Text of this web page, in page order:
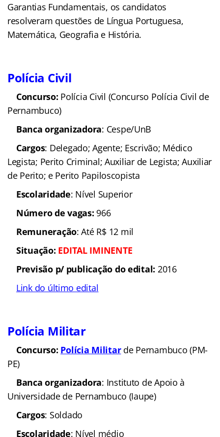
Garantias Fundamentais, os candidatos
resolveram questões de Língua Portuguesa,
Matemática, Geografia e História.
Polícia Civil
Concurso: Polícia Civil (Concurso Polícia Civil de
Pernambuco)
Banca organizadora: Cespe/UnB
Cargos: Delegado; Agente; Escrivão; Médico
Legista; Perito Criminal; Auxiliar de Legista; Auxiliar
de Perito; e Perito Papiloscopista
Escolaridade: Nível Superior
Número de vagas: 966
Remuneração: Até R$ 12 mil
Situação: EDITAL IMINENTE
Previsão p/ publicação do edital: 2016
Link do último edital
Polícia Militar
Concurso: Polícia Militarde Pernambuco (PM-
PE)
Banca organizadora: Instituto de Apoio à
Universidade de Pernambuco (Iaupe)
Cargos: Soldado
Escolaridade: Nível médio